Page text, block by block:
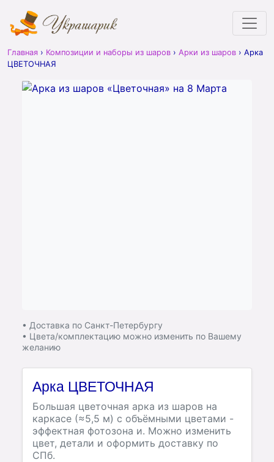
Главная › Композиции и наборы из шаров › Арки из шаров › Арка
ЦВЕТОЧНАЯ
• Доставка по Санкт-Петербургу
• Цвета/комплектацию можно изменить по Вашему
желанию
Арка ЦВЕТОЧНАЯ
Большая цветочная арка из шаров на
каркасе (≈5,5 м) с объёмными цветами -
эффектная фотозона и. Можно изменить
цвет, детали и оформить доставку по
СПб.